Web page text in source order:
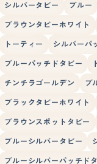
シルバータビー ブルー
ブラウンタビーホワイト
トーティー シルバーパ
ブルーパッチドタビー
チンチラゴールデン ブ
ブラックタビーホワイト
ブラウンスポットタビー
ブルーシルバータビー
ブルーシルバーパッチド